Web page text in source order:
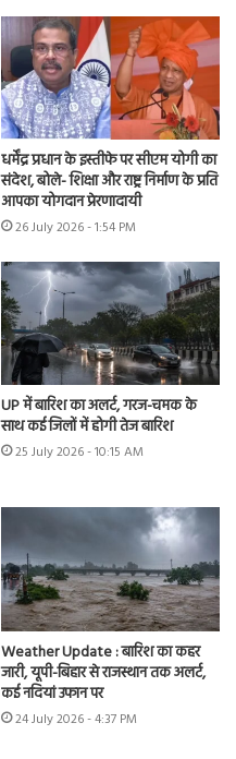
धर्मेंद्र प्रधान के इस्तीफे पर सीएम योगी का
संदेश, बोले- शिक्षा और राष्ट्र निर्माण के प्रति
आपका योगदान प्रेरणादायी
26 July 2026 - 1:54 PM
UP में बारिश का अलर्ट, गरज-चमक के
साथ कई जिलों में होगी तेज बारिश
25 July 2026 - 10:15 AM
Weather Update : बारिश का कहर
जारी, यूपी-बिहार से राजस्थान तक अलर्ट,
कई नदियां उफान पर
24 July 2026 - 4:37 PM